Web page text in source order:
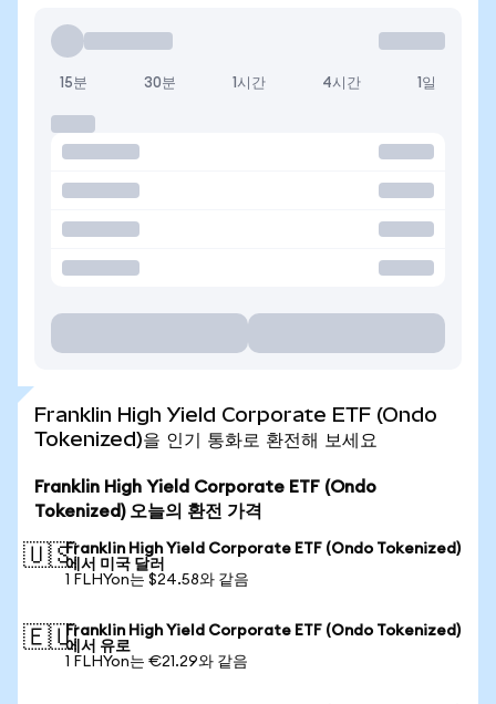
15분 30분 1시간 4시간 1일
Franklin High Yield Corporate ETF (Ondo
Tokenized)을 인기 통화로 환전해 보세요
Franklin High Yield Corporate ETF (Ondo
Tokenized) 오늘의 환전 가격
🇺🇸Franklin High Yield Corporate ETF (Ondo Tokenized)
에서 미국 달러
1 FLHYon는 $24.58와 같음
🇪🇺Franklin High Yield Corporate ETF (Ondo Tokenized)
에서 유로
1 FLHYon는 €21.29와 같음